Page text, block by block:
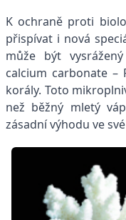
K ochraně proti
přispívat i nová
může být
calcium carbonate –
korály. Toto
než běžný mletý
zásadní výhodu ve